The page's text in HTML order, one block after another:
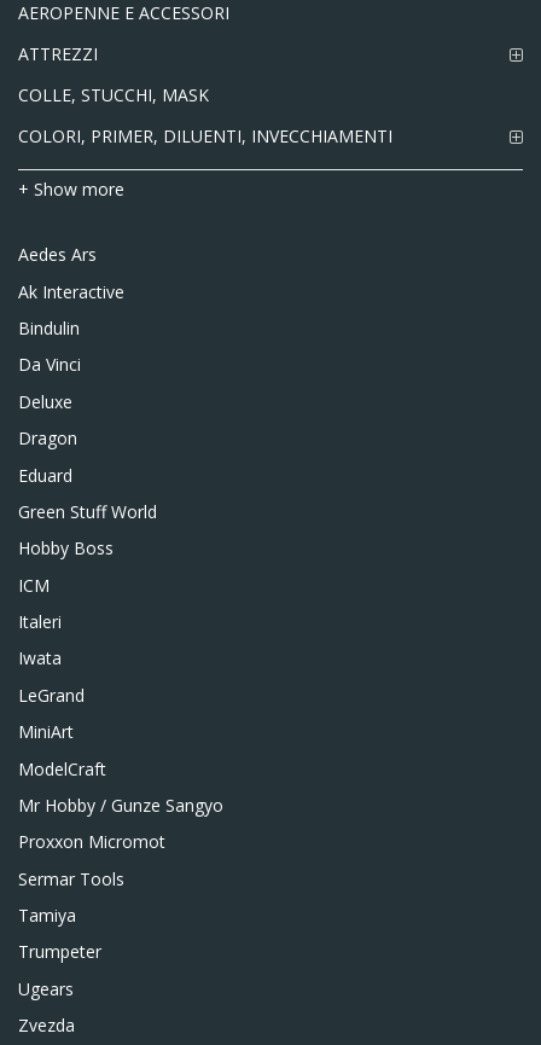
AEROPENNE E ACCESSORI
ATTREZZI
COLLE, STUCCHI, MASK
COLORI, PRIMER, DILUENTI, INVECCHIAMENTI
+ Show more
Aedes Ars
Ak Interactive
Bindulin
Da Vinci
Deluxe
Dragon
Eduard
Green Stuff World
Hobby Boss
ICM
Italeri
Iwata
LeGrand
MiniArt
ModelCraft
Mr Hobby / Gunze Sangyo
Proxxon Micromot
Sermar Tools
Tamiya
Trumpeter
Ugears
Zvezda